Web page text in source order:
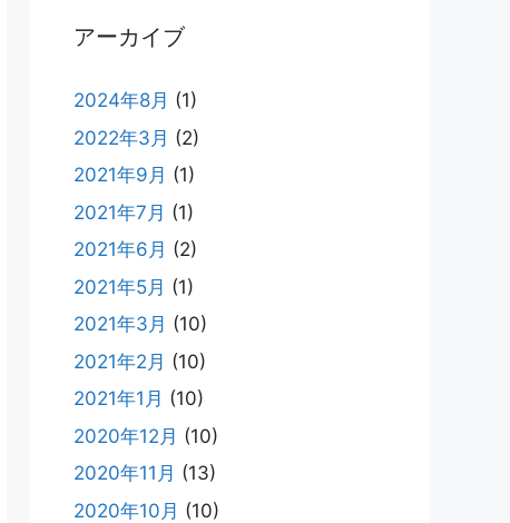
アーカイブ
2024年8月 (1)
2022年3月 (2)
2021年9月 (1)
2021年7月 (1)
2021年6月 (2)
2021年5月 (1)
2021年3月 (10)
2021年2月 (10)
2021年1月 (10)
2020年12月 (10)
2020年11月 (13)
2020年10月 (10)